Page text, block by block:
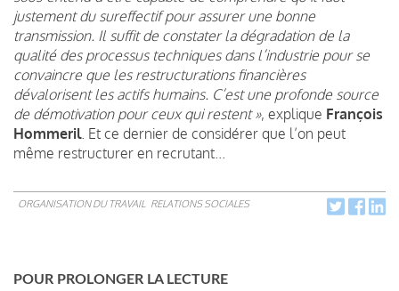
justement du sureffectif pour assurer une bonne
transmission. Il suffit de constater la dégradation de la
qualité des processus techniques dans l’industrie pour se
convaincre que les restructurations financières
dévalorisent les actifs humains. C’est une profonde source
de démotivation pour ceux qui restent », explique François
Hommeril. Et ce dernier de considérer que l’on peut
même restructurer en recrutant...
ORGANISATION DU TRAVAIL RELATIONS SOCIALES
POUR PROLONGER LA LECTURE